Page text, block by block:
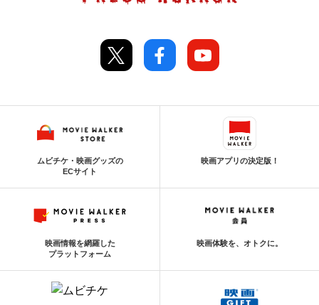
ムビチケ・映画グッズの
ECサイト
映画アプリの決定版！
映画情報を網羅した
プラットフォーム
映画体験を、オトクに。